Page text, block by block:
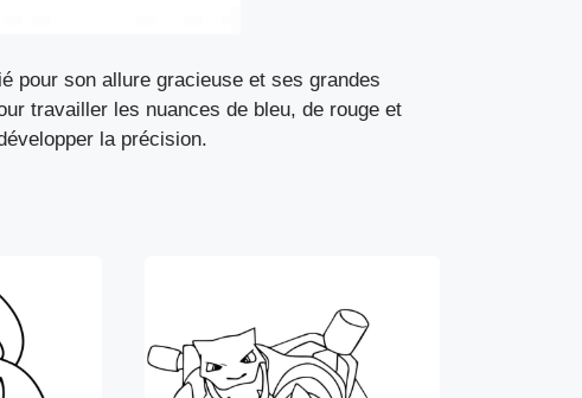
pour son allure gracieuse et ses grandes
travailler les nuances de bleu, de rouge et
la précision.